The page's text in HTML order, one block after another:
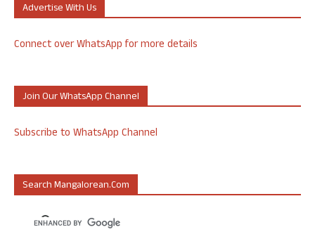
Advertise With Us
Connect over WhatsApp for more details
Join Our WhatsApp Channel
Subscribe to WhatsApp Channel
Search Mangalorean.com